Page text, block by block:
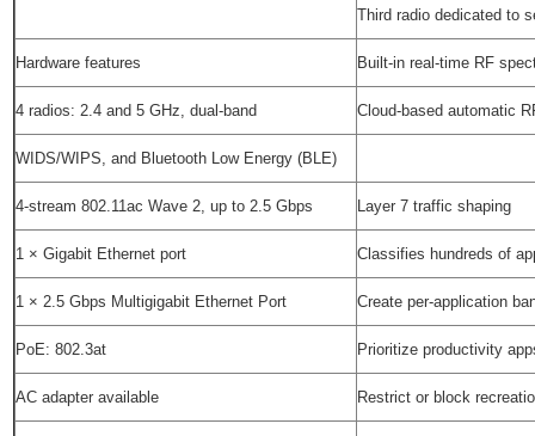
Third radio dedicated to
Hardware features Built-in real-time RF
4 radios: 2.4 and 5 GHz, dual-band Cloud-based automatic
WIDS/WIPS, and Bluetooth Low Energy (BLE)
4-stream 802.11ac Wave 2, up to 2.5 Gbps Layer 7 traffic shaping
1 × Gigabit Ethernet port Classifies hundreds of
1 × 2.5 Gbps Multigigabit Ethernet Port Create per-application
PoE: 802.3at Prioritize productivity
AC adapter available Restrict or block